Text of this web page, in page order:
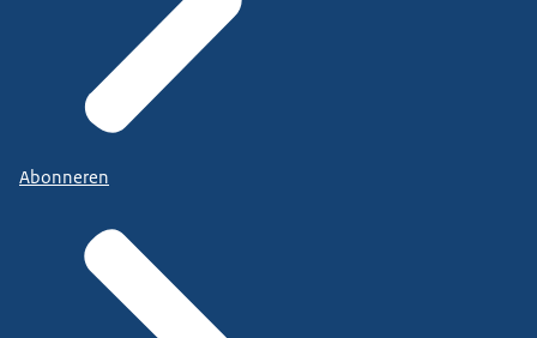
Abonneren